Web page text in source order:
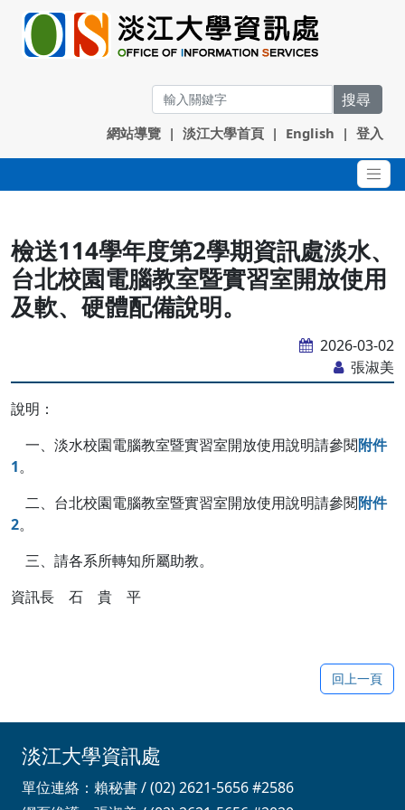
搜尋
網站導覽 | 淡江大學首頁 | English | 登入
檢送114學年度第2學期資訊處淡水、
台北校園電腦教室暨實習室開放使用
及軟、硬體配備說明。
2026-03-02
張淑美
說明：
一、淡水校園電腦教室暨實習室開放使用說明請參閱附件
1。
二、台北校園電腦教室暨實習室開放使用說明請參閱附件
2。
三、請各系所轉知所屬助教。
資訊長 石 貴 平
回上一頁
淡江大學資訊處
單位連絡：賴秘書 / (02) 2621-5656 #2586